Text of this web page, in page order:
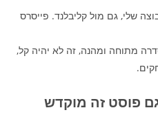
שלי, גם מול קליבלנד. פייסרס
מתוחה ומהנה, זה לא יהיה קל,
פוסט זה מוקדש